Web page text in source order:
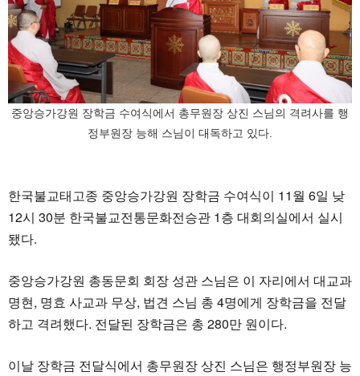
중앙승가강원 장학금 수여식에서 총무원장 상진 스님의 격려사를 행
정부원장 능해 스님이 대독하고 있다.
한국불교태고종 중앙승가강원 장학금 수여식이 11월 6일 낮
12시 30분 한국불교전통문화전승관 1층 대회의실에서 실시
됐다.
중앙승가강원 총동문회 회장 성관 스님은 이 자리에서 대교과
명현, 명효 사교과 무상, 법견 스님 총 4명에게 장학금을 전달
하고 격려했다. 전달된 장학금은 총 280만 원이다.
이날 장학금 전달식에서 총무원장 상진 스님은 행정부원장 능